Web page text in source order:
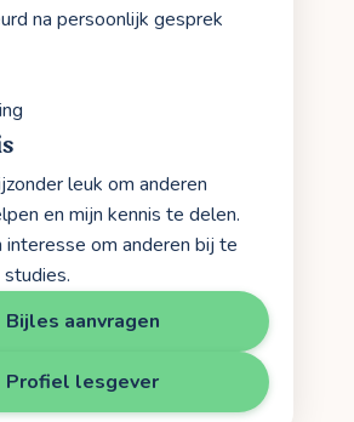
na persoonlijk gesprek
leuk om anderen
en mijn kennis te delen.
interesse om anderen bij te
Bijles aanvragen
Profiel lesgever